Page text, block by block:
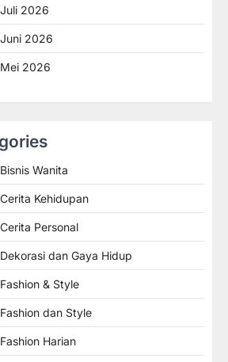
Juli 2026
Juni 2026
Mei 2026
Bisnis Wanita
Cerita Kehidupan
Cerita Personal
Dekorasi dan Gaya Hidup
Fashion & Style
Fashion dan Style
Fashion Harian